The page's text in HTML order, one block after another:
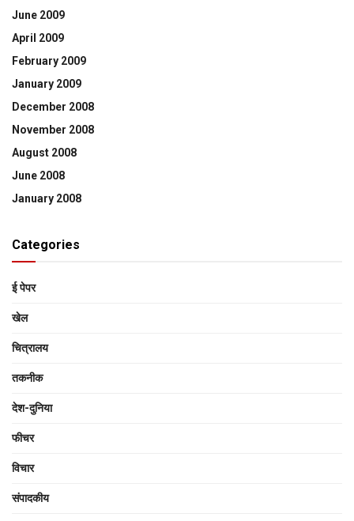
June 2009
April 2009
February 2009
January 2009
December 2008
November 2008
August 2008
June 2008
January 2008
Categories
ई पेपर
खेल
चित्रालय
तकनीक
देश-दुनिया
फीचर
विचार
संपादकीय